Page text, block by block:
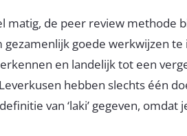
matig, de peer review methode
goede werkwijzen
en landelijk tot een
hebben slechts één
van ‘laki’ gegeven, omdat